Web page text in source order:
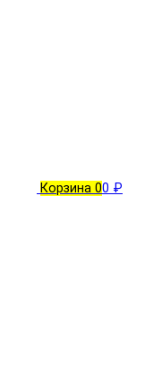
Корзина 00 ₽